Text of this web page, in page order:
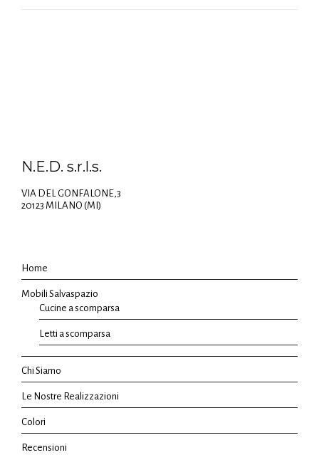
N.E.D. s.r.l.s.
VIA DEL GONFALONE,3
20123 MILANO (MI)
Home
Mobili Salvaspazio
Cucine a scomparsa
Letti a scomparsa
Chi Siamo
Le Nostre Realizzazioni
Colori
Recensioni